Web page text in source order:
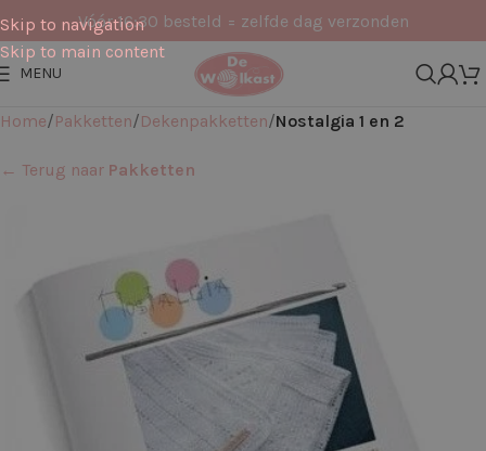
Skip to navigation
Skip to main content
Vóór 16:30 besteld = zelfde dag verzonden
MENU
Home Pakketten Dekenpakketten Nostalgia 1 en 2
← Terug naar Pakketten